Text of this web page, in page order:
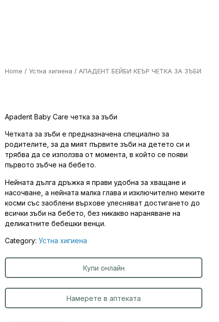
Home / Устна хигиена / АПАДЕНТ БЕЙБИ КЕЪР ЧЕТКА ЗА ЗЪБИ
Apadent Baby Care четка за зъби
Четката за зъби е предназначена специално за
родителите, за да мият първите зъби на детето си и
трябва да се използва от момента, в който се появи
първото зъбче на бебето.
Нейната дълга дръжка я прави удобна за хващане и
насочване, а нейната малка глава и изключително меките
косми със заоблени върхове улесняват достигането до
всички зъби на бебето, без никакво нараняване на
деликатните бебешки венци.
Category: Устна хигиена
Купи онлайн
Намерете в аптеката